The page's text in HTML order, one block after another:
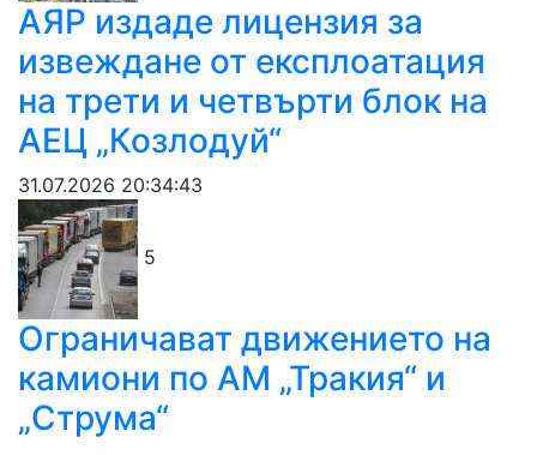
АЯР издаде лицензия за
извеждане от експлоатация
на трети и четвърти блок на
АЕЦ „Козлодуй“
31.07.2026 20:34:43
5
Ограничават движението на
камиони по АМ „Тракия“ и
„Струма“